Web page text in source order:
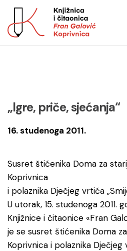
„Igre, priče, sjećanja“
16. studenoga 2011.
Susret štićenika Doma za
Koprivnica
i polaznika Dječjeg vrtića
U utorak, 15. studenoga 2011.
Knjižnice i čitaonice «Fran
je se susret štićenika Doma
Koprivnica i polaznika Dječjeg